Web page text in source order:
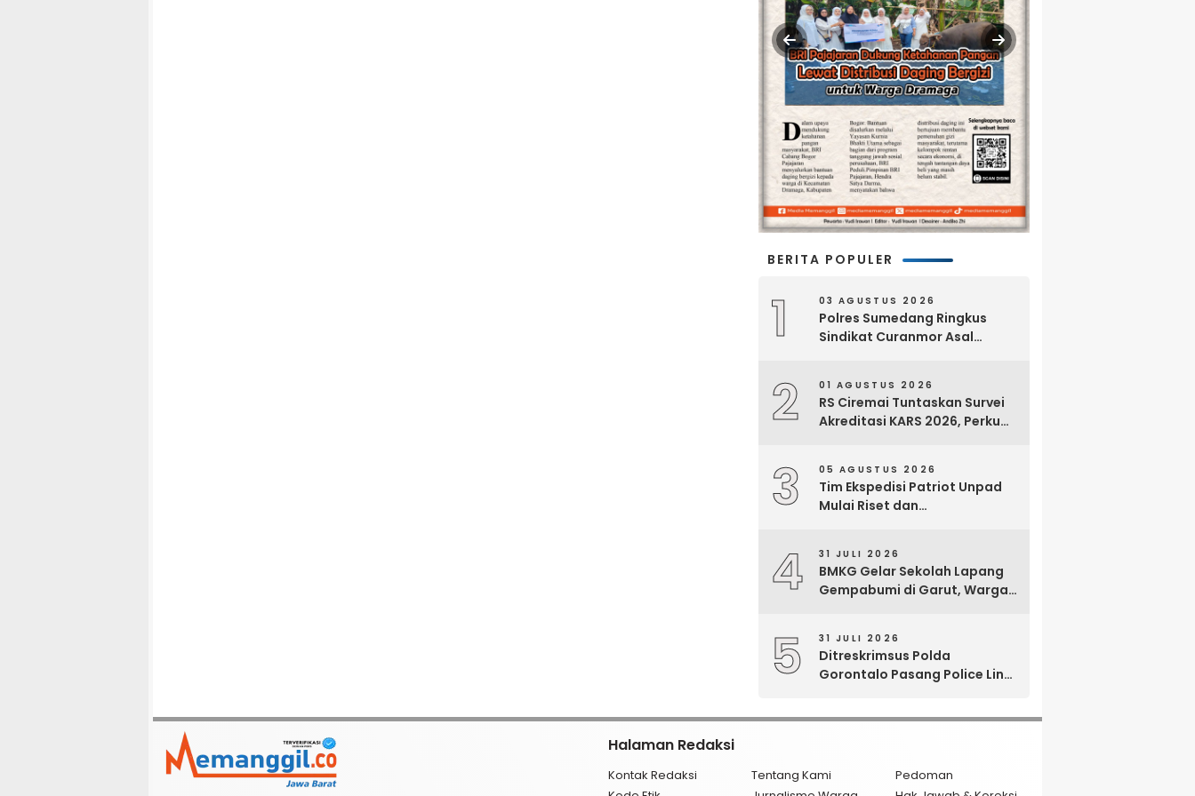
BERITA POPULER
1 03 AGUSTUS 2026
Polres Sumedang Ringkus
Sindikat Curanmor Asal
2 01 AGUSTUS 2026
RS Ciremai Tuntaskan Survei
Akreditasi KARS 2026, Perkuat
3 05 AGUSTUS 2026
Tim Ekspedisi Patriot Unpad
Mulai Riset dan
Tomage, Fakfak
4 31 JULI 2026
BMKG Gelar Sekolah Lapang
Gempabumi di Garut, Warga
5 31 JULI 2026
Ditreskrimsus Polda
Gorontalo Pasang Police Line
Halaman Redaksi
Kontak Redaksi Tentang Kami
Pedoman